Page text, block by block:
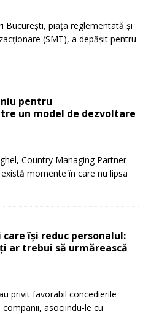
București, piața reglementată și
(SMT), a depășit pentru
pentru
un model de dezvoltare
Country Managing Partner
momente în care nu lipsa
își reduc personalul:
ar trebui să urmărească
privit favorabil concedierile
asociindu-le cu